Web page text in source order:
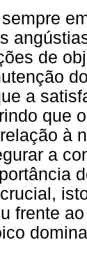
de
a
que
à
a
frente